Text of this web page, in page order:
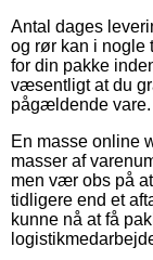
Antal dages
og rør kan i
for din pakke
væsentligt at du
pågældende vare.
En masse online
masser af
men vær obs på
tidligere end et
kunne nå at få